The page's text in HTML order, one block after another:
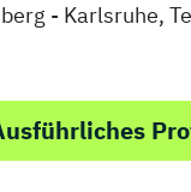
- Karlsruhe,